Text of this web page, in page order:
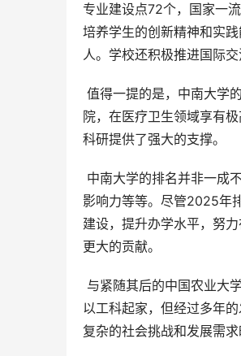
专业建设点72个，国家一
培养学生的创新精神和实
人。学校还积极推进国际
院，在医疗卫生领域享有
科研提供了强大的支撑。
影响力等等。尽管2025年
建设，提升办学水平，努
更大的贡献。
以工科起家，但经过多年
复杂的社会挑战和发展需